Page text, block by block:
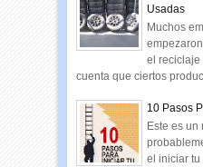
Usadas
Muchos
el reciclaje
cuenta que ciertos
10 Pasos
Este es un
el iniciar tu